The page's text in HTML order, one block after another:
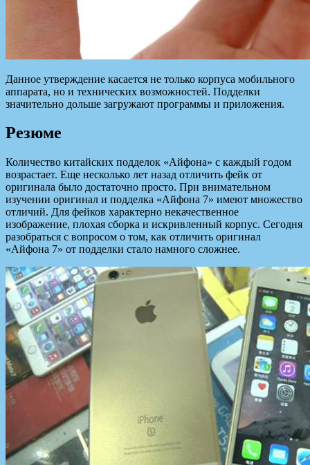
Данное утверждение касается не только корпуса мобильного
аппарата, но и технических возможностей. Подделки
значительно дольше загружают программы и приложения.
Резюме
Количество китайских подделок «Айфона» с каждый годом
возрастает. Еще несколько лет назад отличить фейк от
оригинала было достаточно просто. При внимательном
изучении оригинал и подделка «Айфона 7» имеют множество
отличий. Для фейков характерно некачественное
изображение, плохая сборка и искривленный корпус. Сегодня
разобраться с вопросом о том, как отличить оригинал
«Айфона 7» от подделки стало намного сложнее.